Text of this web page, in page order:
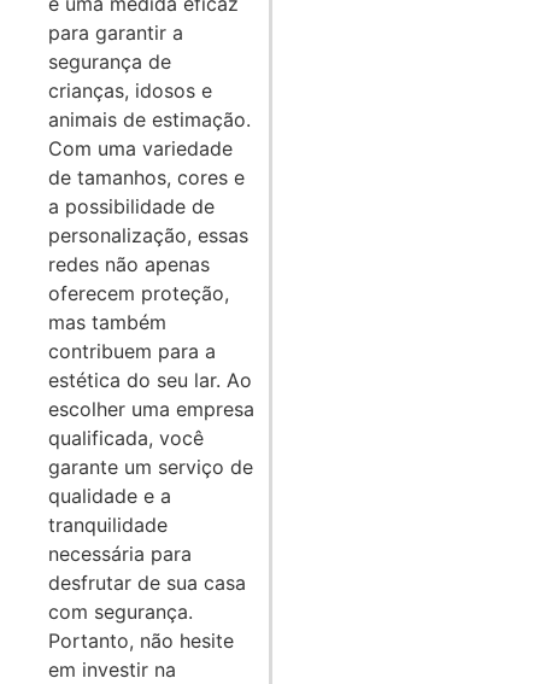
para garantir a
segurança de
crianças, idosos e
animais de estimação.
Com uma variedade
de tamanhos, cores e
a possibilidade de
personalização, essas
redes não apenas
oferecem proteção,
mas também
contribuem para a
estética do seu lar. Ao
escolher uma empresa
qualificada, você
garante um serviço de
qualidade e a
tranquilidade
necessária para
desfrutar de sua casa
com segurança.
Portanto, não hesite
em investir na